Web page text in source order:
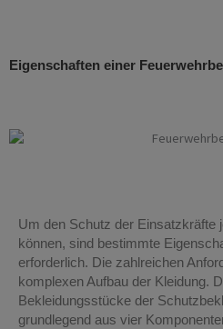
Eigenschaften einer
Um den Schutz der Einsatzkräfte
können, sind bestimmte
erforderlich. Die zahlreichen
komplexen Aufbau der Kleidung.
Bekleidungsstücke der
grundlegend aus vier